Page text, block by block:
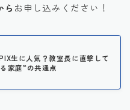
ら お申し込みください！
生に人気？教室長に直撃して
家庭”の共通点